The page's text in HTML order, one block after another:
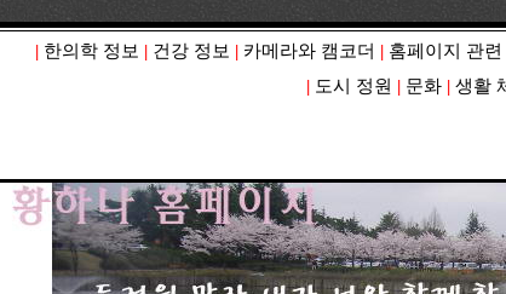
| 한의학 정보 | 건강 정보 | 카메라와 캠코더 | 홈페이지 관련
| 도시 정원 | 문화 | 생활